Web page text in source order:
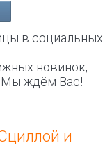
в социальных
новинок,
Мы ждём Вас!
и